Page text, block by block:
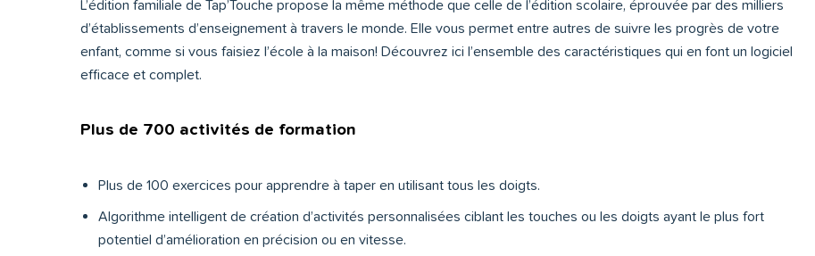
L’édition familiale de Tap’Touche propose la même méthode que celle de l’édition scolaire, éprouvée par des milliers
d’établissements d’enseignement à travers le monde. Elle vous permet entre autres de suivre les progrès de votre
enfant, comme si vous faisiez l’école à la maison! Découvrez ici l’ensemble des caractéristiques qui en font un logiciel
efficace et complet.
Plus de 700 activités de formation
Plus de 100 exercices pour apprendre à taper en utilisant tous les doigts.
Algorithme intelligent de création d’activités personnalisées ciblant les touches ou les doigts ayant le plus fort
potentiel d’amélioration en précision ou en vitesse.